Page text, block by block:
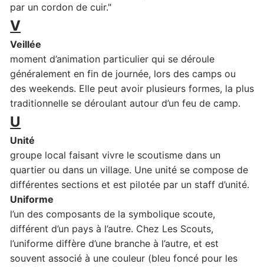
par un cordon de cuir."
V
Veillée
moment d’animation particulier qui se déroule
généralement en fin de journée, lors des camps ou
des weekends. Elle peut avoir plusieurs formes, la plus
traditionnelle se déroulant autour d’un feu de camp.
U
Unité
groupe local faisant vivre le scoutisme dans un
quartier ou dans un village. Une unité se compose de
différentes sections et est pilotée par un staff d’unité.
Uniforme
l’un des composants de la symbolique scoute,
différent d’un pays à l’autre. Chez Les Scouts,
l’uniforme diffère d’une branche à l’autre, et est
souvent associé à une couleur (bleu foncé pour les